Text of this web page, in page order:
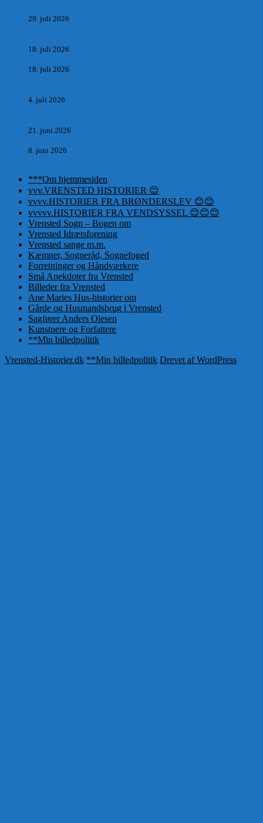
29. juli 2026
18. juli 2026
18. juli 2026
4. juli 2026
21. juni 2026
8. juni 2026
***Om hjemmesiden
vvv.VRENSTED HISTORIER 😊
vvvv.HISTORIER FRA BRØNDERSLEV 😊😊
vvvvv.HISTORIER FRA VENDSYSSEL 😊😊😊
Vrensted Sogn – Bogen om
Vrensted Idrætsforening
Vrensted sange m.m.
Kæmner, Sogneråd, Sognefoged
Forretninger og Håndværkere
Små Anekdoter fra Vrensted
Billeder fra Vrensted
Ane Maries Hus-historier om
Gårde og Husmandsbrug i Vrensted
Sagfører Anders Olesen
Kunstnere og Forfattere
**Min billedpolitik
Vrensted-Historier.dk **Min billedpolitik Drevet af WordPress